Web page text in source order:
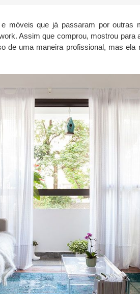
móveis que já passaram por outras
Assim que comprou, mostrou para
de uma maneira profissional, mas